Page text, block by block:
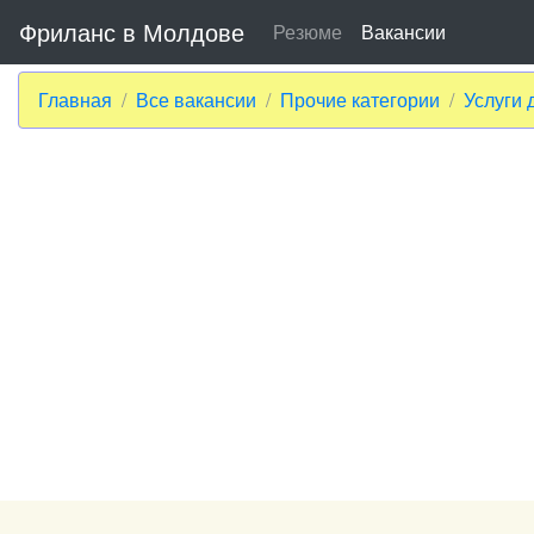
Фриланс в Молдове Резюме Вакансии
Главная Все вакансии Прочие категории Услуги